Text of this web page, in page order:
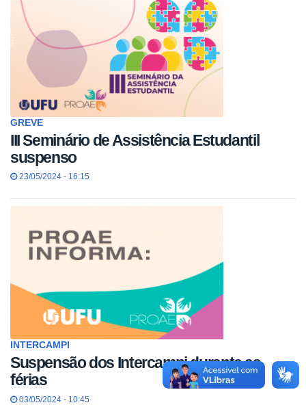
GREVE
III Seminário de Assistência Estudantil
suspenso
23/05/2024 - 16:15
INTERCAMPI
Suspensão dos Intercampi durante as
férias
03/05/2024 - 10:45